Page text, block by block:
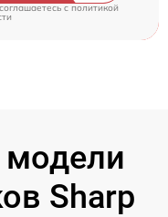
cполитикой
Sharp